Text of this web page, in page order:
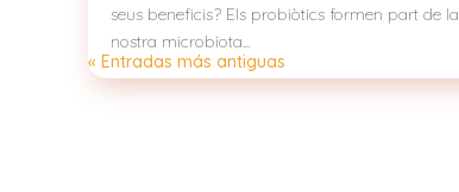
seus beneficis? Els probiòtics formen part de la
nostra microbiota...
« Entradas más antiguas